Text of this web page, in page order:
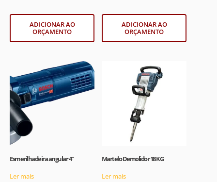
ADICIONAR AO
ORÇAMENTO
ADICIONAR AO
ORÇAMENTO
Esmerilhadeira angular 4″
Ler mais
Martelo Demolidor 18 KG
Ler mais